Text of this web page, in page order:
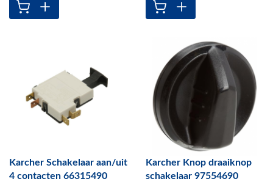
Karcher Schakelaar aan/uit
4 contacten 66315490
Karcher Knop draaiknop
schakelaar 97554690